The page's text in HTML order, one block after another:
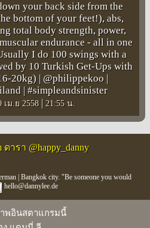
your back side from the
bottom of your feet!), abs,
total body strength, power,
endurance - all in one
I do 100 swings with a
by 10 Turkish Get-Ups with
20kg) | @philippekoo |
| #simpleandsinister
เม.ย 2558 | 21:55 น.
ดารา @happy_danny
| Bangkok city. "Be someone you would
hello@dannylee.de
พอินสตาแกรมนี้